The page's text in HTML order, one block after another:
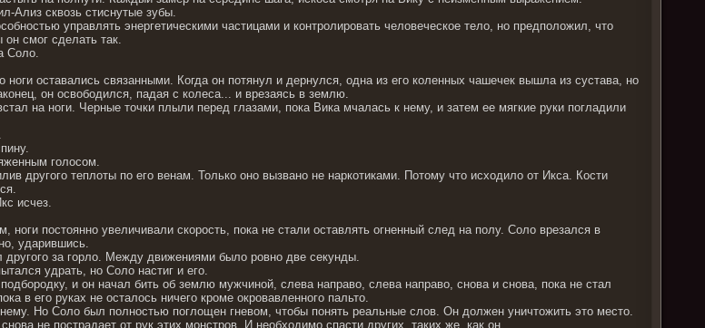
Ализ сквозь стиснутые зубы.
управлять энергетическими частицами и контролировать человеческое тело, но предположил, что
смог сделать так.
Соло.
ноги оставались связанными. Когда он потянул и дернулся, одна из его коленных чашечек вышла из сустава, но
он освободился, падая с колеса... и врезаясь в землю.
на ноги. Черные точки плыли перед глазами, пока Вика мчалась к нему, и затем ее мягкие руки погладили
голосом.
другого теплоты по его венам. Только оно вызвано не наркотиками. Потому что исходило от Икса. Кости
исчез.
ноги постоянно увеличивали скорость, пока не стали оставлять огненный след на полу. Соло врезался в
ударившись.
за горло. Между движениями было ровно две секунды.
удрать, но Соло настиг и его.
и он начал бить об землю мужчиной, слева направо, слева направо, снова и снова, пока не стал
в его руках не осталось ничего кроме окровавленного пальто.
Но Соло был полностью поглощен гневом, чтобы понять реальные слов. Он должен уничтожить это место.
не пострадает от рук этих монстров. И необходимо спасти других, таких же, как он.